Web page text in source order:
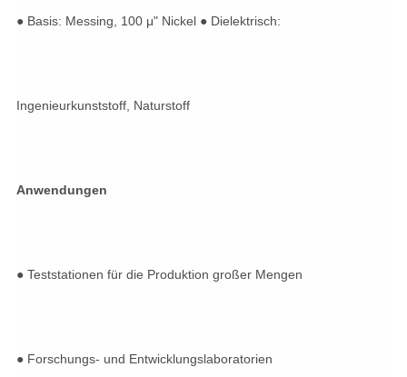
● Basis: Messing, 100 μ" Nickel ● Dielektrisch:
Ingenieurkunststoff, Naturstoff
Anwendungen
● Teststationen für die Produktion großer Mengen
● Forschungs- und Entwicklungslaboratorien